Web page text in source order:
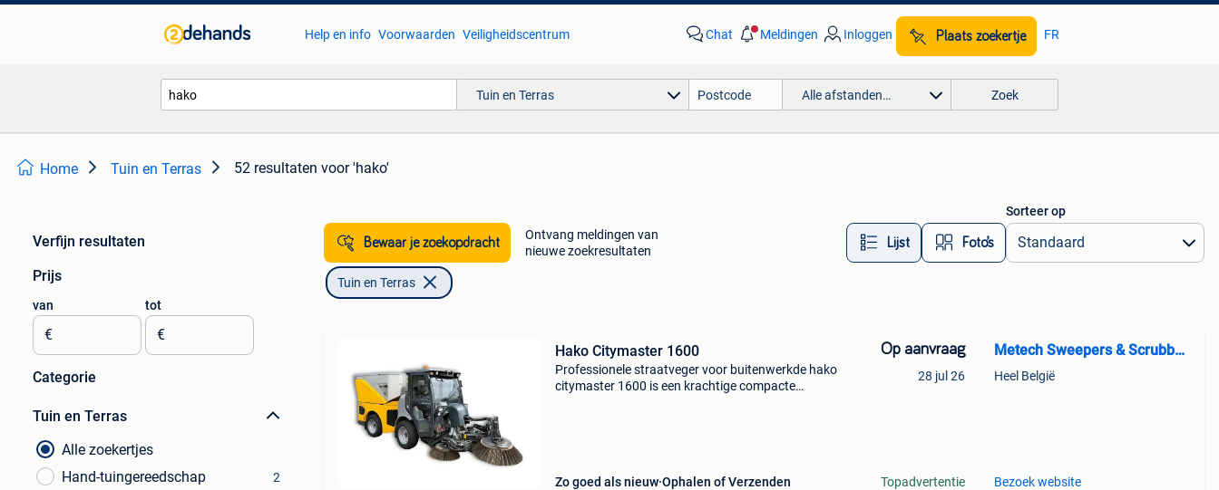
Help en info Voorwaarden Veiligheidscentrum Chat Meldingen Inloggen Plaats zoekertje FR
Tuin en Terras Alle afstanden… Zoek
Home Tuin en Terras 52 resultaten voor 'hako'
Verfijn resultaten
Prijs
van
€
tot
€
Categorie
Tuin en Terras
Alle zoekertjes
Hand-tuingereedschap
2
Bewaar je zoekopdracht
Ontvang meldingen van
nieuwe zoekresultaten
Lijst Foto’s
Sorteer op
Tuin en Terras
Hako Citymaster 1600
Professionele straatveger voor buitenwerkde hako
citymaster 1600 is een krachtige compacte
Zo goed als nieuw Ophalen of Verzenden
Op aanvraag
28 jul 26
Topadvertentie
Metech Sweepers & Scrubbers
Heel België
Bezoek website